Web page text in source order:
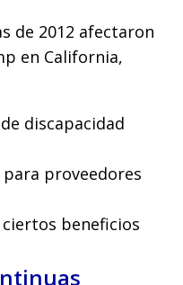
de 2012 afectaron
en California,
discapacidad
proveedores
beneficios